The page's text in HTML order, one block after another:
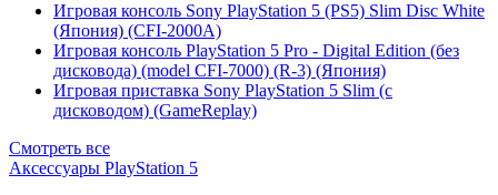
Игровая консоль Sony PlayStation 5 (PS5) Slim Disc White
(Япония) (CFI-2000A)
Игровая консоль PlayStation 5 Pro - Digital Edition (без
дисковода) (model CFI-7000) (R-3) (Япония)
Игровая приставка Sony PlayStation 5 Slim (с
дисководом) (GameReplay)
Смотреть все
Аксессуары PlayStation 5